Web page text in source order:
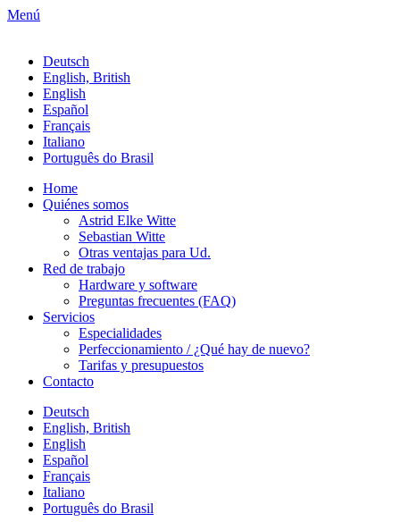
Menú
Deutsch
English, British
English
Español
Français
Italiano
Português do Brasil
Home
Quiénes somos
Astrid Elke Witte
Sebastian Witte
Otras ventajas para Ud.
Red de trabajo
Hardware y software
Preguntas frecuentes (FAQ)
Servicios
Especialidades
Perfeccionamiento / ¿Qué hay de nuevo?
Tarifas y presupuestos
Contacto
Deutsch
English, British
English
Español
Français
Italiano
Português do Brasil